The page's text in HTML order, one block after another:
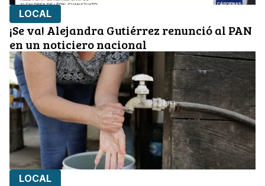
LOCAL
¡Se va! Alejandra Gutiérrez renunció al PAN
en un noticiero nacional
LOCAL